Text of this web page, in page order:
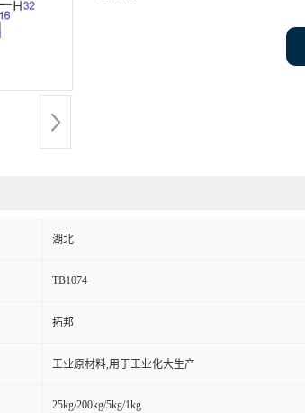
湖北
TB1074
拓邦
工业原材料,用于工业化大生产
25kg/200kg/5kg/1kg